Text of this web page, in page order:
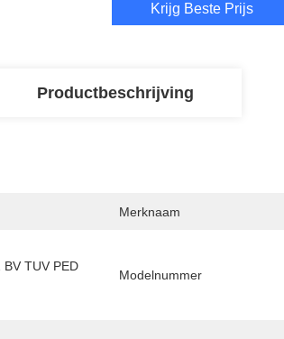
Krijg Beste Prijs
Productbeschrijving
Merknaam
TUV PED
Modelnummer